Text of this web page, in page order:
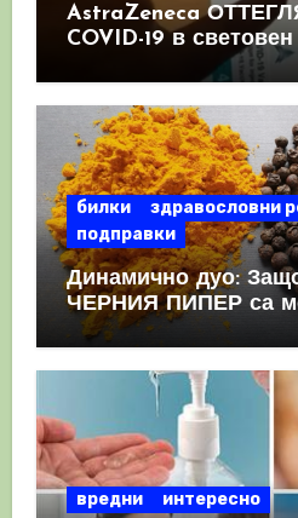
AstraZeneca
COVID-19 в
като призна, че те
КРЪВНИ съсиреци
билки
здравословни
подправки
Динамично дуо:
ЧЕРНИЯ ПИПЕР са
комбинация
вредни интересно